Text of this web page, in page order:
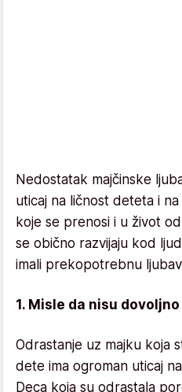
Nedostatak majčinske
uticaj na ličnost deteta i
koje se prenosi i u život
se obično razvijaju kod
imali prekopotrebnu
1. Misle da nisu
Odrastanje uz majku koja
dete ima ogroman uticaj na
Deca koja su odrastala